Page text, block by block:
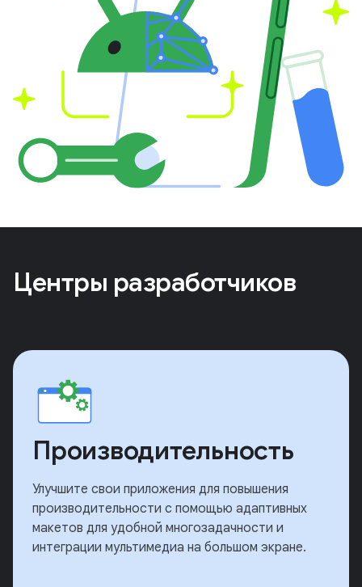
Центры разработчиков
Производительность
Улучшите свои приложения для повышения
производительности с помощью адаптивных
макетов для удобной многозадачности и
интеграции мультимедиа на большом экране.